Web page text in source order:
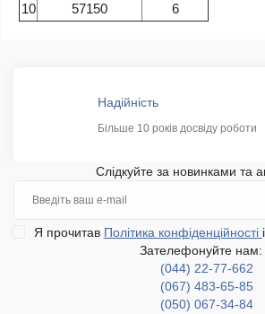
10
57150 6
Надійність
Більше 10 років досвіду роботи
Слідкуйте за новинками та
Я прочитав Політика конфіденційності
Зателефонуйте нам:
(044) 22-77-662
(067) 483-65-85
(050) 067-34-84